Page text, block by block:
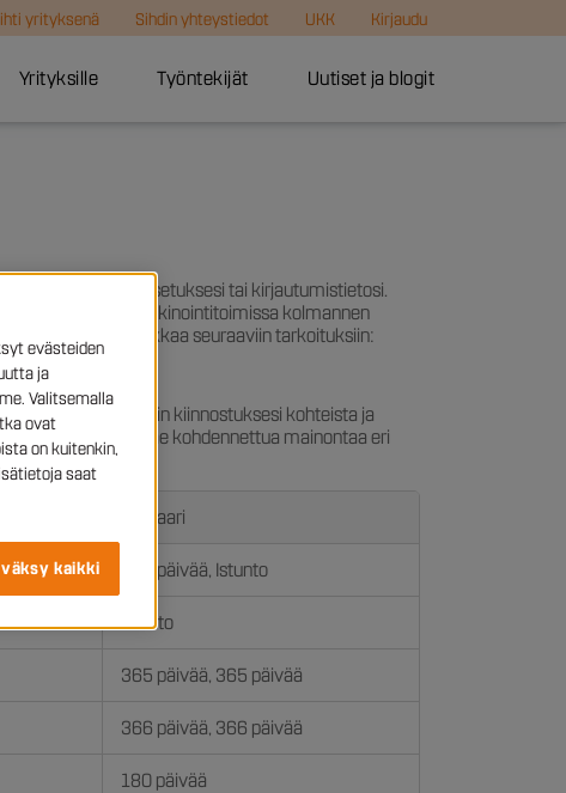
Yrityksille Työntekijät Uutiset ja blogit
Kirjaudu
UKK
Sihdin yhteystiedot
yrityksenä
kuten kieliasetuksesi tai kirjautumistietosi.
mainonta- ja markkinointitoimissa kolmannen
seurantatekniikkaa seuraaviin tarkoituksiin:
profiilin kiinnostuksesi kohteista ja
evästeitä, et näe kohdennettua mainontaa eri
Elinkaari
395 päivää, Istunto
Istunto
365 päivää, 365 päivää
366 päivää, 366 päivää
180 päivää
evästeiden
ja
Valitsemalla
ovat
on kuitenkin,
saat
kaikki